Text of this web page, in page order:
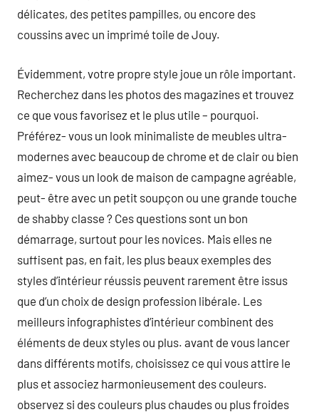
délicates, des petites pampilles, ou encore des
coussins avec un imprimé toile de Jouy.
Évidemment, votre propre style joue un rôle important.
Recherchez dans les photos des magazines et trouvez
ce que vous favorisez et le plus utile – pourquoi.
Préférez- vous un look minimaliste de meubles ultra-
modernes avec beaucoup de chrome et de clair ou bien
aimez- vous un look de maison de campagne agréable,
peut- être avec un petit soupçon ou une grande touche
de shabby classe ? Ces questions sont un bon
démarrage, surtout pour les novices. Mais elles ne
suffisent pas, en fait, les plus beaux exemples des
styles d’intérieur réussis peuvent rarement être issus
que d’un choix de design profession libérale. Les
meilleurs infographistes d’intérieur combinent des
éléments de deux styles ou plus. avant de vous lancer
dans différents motifs, choisissez ce qui vous attire le
plus et associez harmonieusement des couleurs.
observez si des couleurs plus chaudes ou plus froides